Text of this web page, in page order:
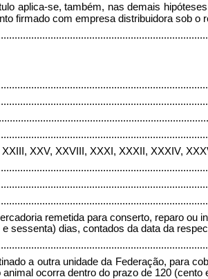
aplica-se, também, nas demais
firmado com empresa distribuidora sob
XXIII, XXV, XXVIII, XXXI, XXXII, XXXIV,
remetida para conserto, reparo
sessenta) dias, contados da data da
a outra unidade da Federação, para
ocorra dentro do prazo de 120